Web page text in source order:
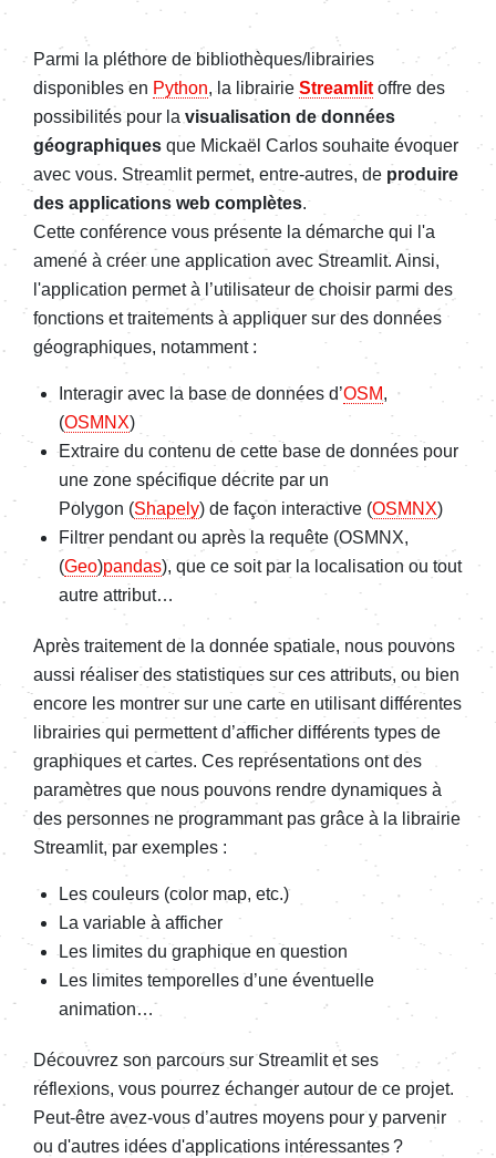
Parmi la pléthore de bibliothèques/librairies
disponibles en Python, la librairie Streamlit offre des
possibilités pour la visualisation de données
géographiques que Mickaël Carlos souhaite évoquer
avec vous. Streamlit permet, entre-autres, de produire
des applications web complètes.
Cette conférence vous présente la démarche qui l'a
amené à créer une application avec Streamlit. Ainsi,
l'application permet à l’utilisateur de choisir parmi des
fonctions et traitements à appliquer sur des données
géographiques, notamment :
Interagir avec la base de données d’OSM,
(OSMNX)
Extraire du contenu de cette base de données pour
une zone spécifique décrite par un
Polygon (Shapely) de façon interactive (OSMNX)
Filtrer pendant ou après la requête (OSMNX,
(Geo)pandas), que ce soit par la localisation ou tout
autre attribut…
Après traitement de la donnée spatiale, nous pouvons
aussi réaliser des statistiques sur ces attributs, ou bien
encore les montrer sur une carte en utilisant différentes
librairies qui permettent d’afficher différents types de
graphiques et cartes. Ces représentations ont des
paramètres que nous pouvons rendre dynamiques à
des personnes ne programmant pas grâce à la librairie
Streamlit, par exemples :
Les couleurs (color map, etc.)
La variable à afficher
Les limites du graphique en question
Les limites temporelles d’une éventuelle
animation…
Découvrez son parcours sur Streamlit et ses
réflexions, vous pourrez échanger autour de ce projet.
Peut-être avez-vous d’autres moyens pour y parvenir
ou d'autres idées d'applications intéressantes ?